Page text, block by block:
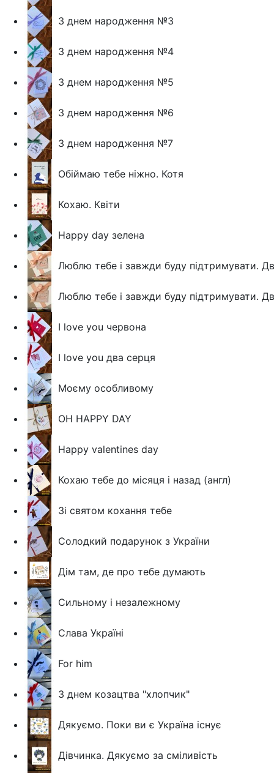
З днем народження №3
З днем народження №4
З днем народження №5
З днем народження №6
З днем народження №7
Обіймаю тебе ніжно. Котя
Кохаю. Квіти
Happy day зелена
Люблю тебе і завжди буду підтримувати.
Люблю тебе і завжди буду підтримувати.
I love you червона
I love you два серця
Моєму особливому
OH HAPPY DAY
Happy valentines day
Кохаю тебе до місяця і назад (англ)
Зі святом кохання тебе
Солодкий подарунок з України
Дім там, де про тебе думають
Сильному і незалежному
Слава Україні
For him
З днем козацтва "хлопчик"
Дякуємо. Поки ви є Україна існує
Дівчинка. Дякуємо за сміливість